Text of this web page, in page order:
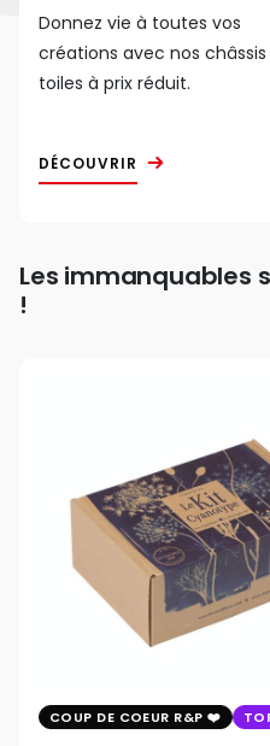
Donnez vie à toutes vos
créations avec nos
toiles à prix réduit.
DÉCOUVRIR
Les immanquables
!
COUP DE COEUR R&P